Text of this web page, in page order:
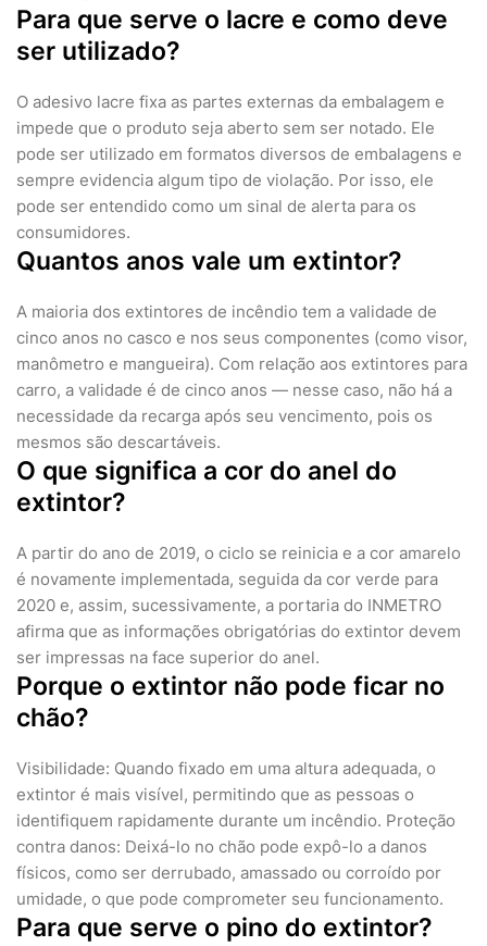
Para que serve o lacre e como deve
ser utilizado?
O adesivo lacre fixa as partes externas da embalagem e
impede que o produto seja aberto sem ser notado. Ele
pode ser utilizado em formatos diversos de embalagens e
sempre evidencia algum tipo de violação. Por isso, ele
pode ser entendido como um sinal de alerta para os
consumidores.
Quantos anos vale um extintor?
A maioria dos extintores de incêndio tem a validade de
cinco anos no casco e nos seus componentes (como visor,
manômetro e mangueira). Com relação aos extintores para
carro, a validade é de cinco anos — nesse caso, não há a
necessidade da recarga após seu vencimento, pois os
mesmos são descartáveis.
O que significa a cor do anel do
extintor?
A partir do ano de 2019, o ciclo se reinicia e a cor amarelo
é novamente implementada, seguida da cor verde para
2020 e, assim, sucessivamente, a portaria do INMETRO
afirma que as informações obrigatórias do extintor devem
ser impressas na face superior do anel.
Porque o extintor não pode ficar no
chão?
Visibilidade: Quando fixado em uma altura adequada, o
extintor é mais visível, permitindo que as pessoas o
identifiquem rapidamente durante um incêndio. Proteção
contra danos: Deixá-lo no chão pode expô-lo a danos
físicos, como ser derrubado, amassado ou corroído por
umidade, o que pode comprometer seu funcionamento.
Para que serve o pino do extintor?